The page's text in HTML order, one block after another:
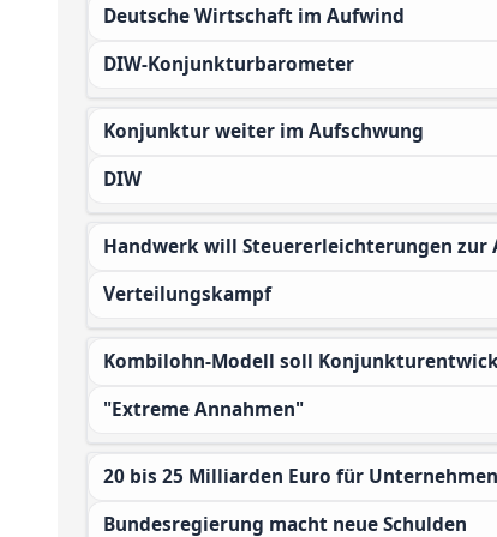
Deutsche Wirtschaft im Aufwind
DIW-Konjunkturbarometer
Konjunktur weiter im Aufschwung
DIW
Handwerk will Steuererleichterungen
Verteilungskampf
Kombilohn-Modell soll
"Extreme Annahmen"
20 bis 25 Milliarden Euro für
Bundesregierung macht neue Schulden